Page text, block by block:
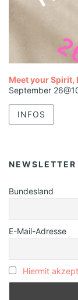
Meet your Spirit,
September
INFOS
NEWSLETTER
Bundesland
E-Mail-Adresse
Hiermit